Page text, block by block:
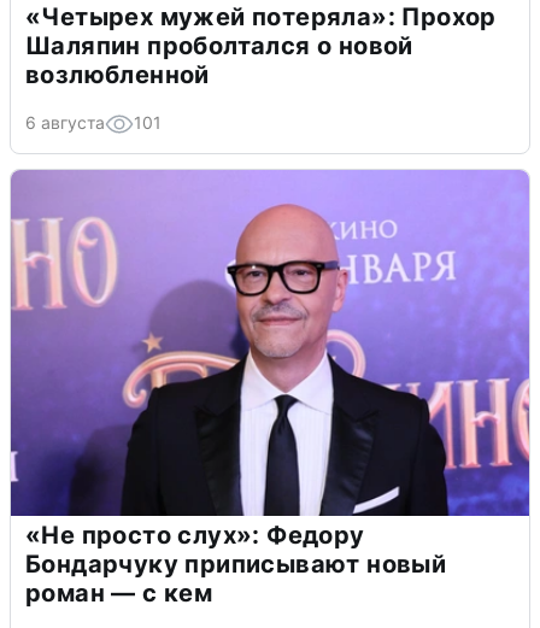
«Четырех мужей потеряла»: Прохор
Шаляпин проболтался о новой
возлюбленной
6 августа 101
«Не просто слух»: Федору
Бондарчуку приписывают новый
роман — с кем